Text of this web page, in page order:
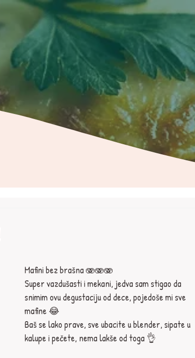
Mafini bez brašna 🫨🫨🫨
Super vazdušasti i mekani, jedva sam stigao da
snimim ovu degustaciju od dece, pojedoše mi sve
mafine 😂
Baš se lako prave, sve ubacite u blender, sipate u
kalupe i pečete, nema lakše od toga 👌